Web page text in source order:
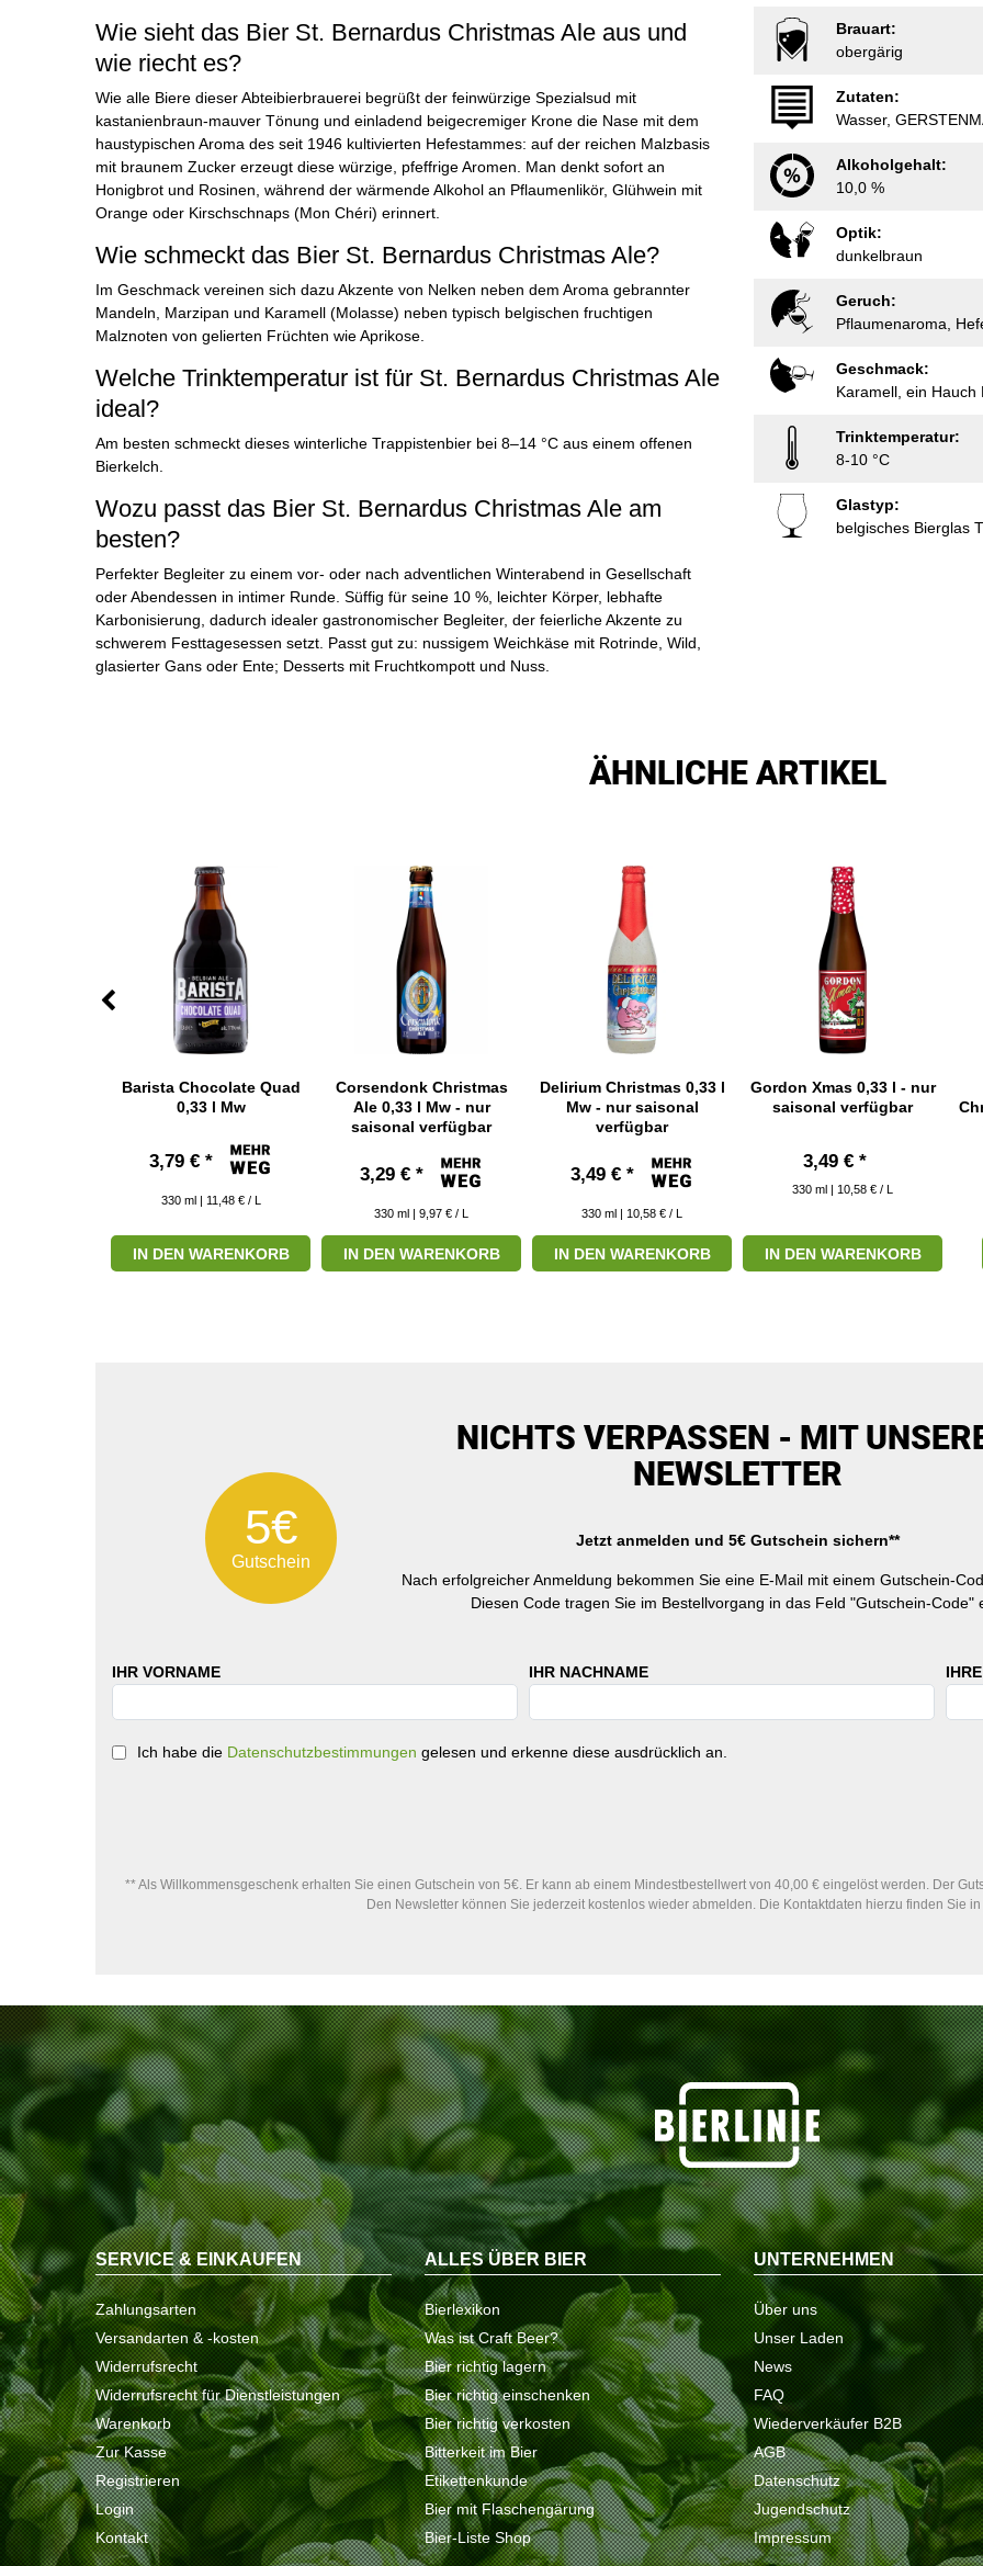
Wie sieht das Bier St. Bernardus Christmas Ale aus und
wie riecht es?
Wie alle Biere dieser Abteibierbrauerei begrüßt der feinwürzige Spezialsud mit
kastanienbraun-mauver Tönung und einladend beigecremiger Krone die Nase mit dem
haustypischen Aroma des seit 1946 kultivierten Hefestammes: auf der reichen Malzbasis
mit braunem Zucker erzeugt diese würzige, pfeffrige Aromen. Man denkt sofort an
Honigbrot und Rosinen, während der wärmende Alkohol an Pflaumenlikör, Glühwein mit
Orange oder Kirschschnaps (Mon Chéri) erinnert.
Wie schmeckt das Bier St. Bernardus Christmas Ale?
Im Geschmack vereinen sich dazu Akzente von Nelken neben dem Aroma gebrannter
Mandeln, Marzipan und Karamell (Molasse) neben typisch belgischen fruchtigen
Malznoten von gelierten Früchten wie Aprikose.
Welche Trinktemperatur ist für St. Bernardus Christmas Ale
ideal?
Am besten schmeckt dieses winterliche Trappistenbier bei 8–14 °C aus einem offenen
Bierkelch.
Wozu passt das Bier St. Bernardus Christmas Ale am
besten?
Perfekter Begleiter zu einem vor- oder nach adventlichen Winterabend in Gesellschaft
oder Abendessen in intimer Runde. Süffig für seine 10 %, leichter Körper, lebhafte
Karbonisierung, dadurch idealer gastronomischer Begleiter, der feierliche Akzente zu
schwerem Festtagesessen setzt. Passt gut zu: nussigem Weichkäse mit Rotrinde, Wild,
glasierter Gans oder Ente; Desserts mit Fruchtkompott und Nuss.
Brauart:
obergärig
Zutaten:
Wasser,
Alkoholgehalt:
10,0 %
Optik:
dunkelbraun
Geruch:
Pflaumenaroma,
Geschmack:
Karamell, ein
Trinktemperatur:
8-10 °C
Glastyp:
belgisches Bierglas
ÄHNLICHE ARTIKEL
Barista Chocolate Quad
0,33 l Mw
3,79 € *
330 ml | 11,48 € / L
IN DEN WARENKORB
Corsendonk Christmas
Ale 0,33 l Mw - nur
saisonal verfügbar
3,29 € *
330 ml | 9,97 € / L
IN DEN WARENKORB
Delirium Christmas 0,33 l
Mw - nur saisonal
verfügbar
3,49 € *
330 ml | 10,58 € / L
IN DEN WARENKORB
Gordon Xmas 0,33 l - nur
saisonal verfügbar
3,49 € *
330 ml | 10,58 € / L
IN DEN WARENKORB
5€
Gutschein
NICHTS VERPASSEN - MIT
NEWSLETTER
Jetzt anmelden und 5€ Gutschein sichern**
Nach erfolgreicher Anmeldung bekommen Sie eine E-Mail mit einem Gutschein-
Diesen Code tragen Sie im Bestellvorgang in das Feld "Gutschein-Code"
IHR VORNAME IHR NACHNAME
Ich habe die Datenschutzbestimmungen gelesen und erkenne diese ausdrücklich an.
** Als Willkommensgeschenk erhalten Sie einen Gutschein von 5€. Er kann ab einem Mindestbestellwert von 40,00 € eingelöst werden. Der
Den Newsletter können Sie jederzeit kostenlos wieder abmelden. Die Kontaktdaten hierzu finden Sie
SERVICE & EINKAUFEN
Zahlungsarten
Versandarten & -kosten
Widerrufsrecht
Widerrufsrecht für Dienstleistungen
Warenkorb
Zur Kasse
Registrieren
Login
Kontakt
ALLES ÜBER BIER
Bierlexikon
Was ist Craft Beer?
Bier richtig lagern
Bier richtig einschenken
Bier richtig verkosten
Bitterkeit im Bier
Etikettenkunde
Bier mit Flaschengärung
Bier-Liste Shop
UNTERNEHMEN
Über uns
Unser Laden
News
FAQ
Wiederverkäufer B2B
AGB
Datenschutz
Jugendschutz
Impressum